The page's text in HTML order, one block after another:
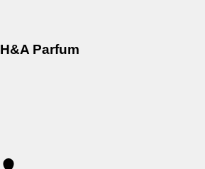
H&A Parfum